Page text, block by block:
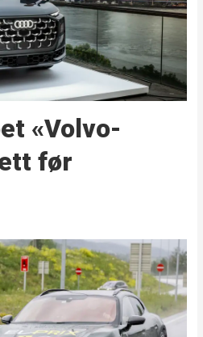
«Volvo-
før